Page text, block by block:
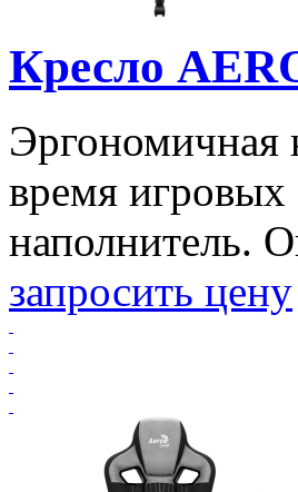
Кресло
Эргономичная
время
наполнитель.
запросить цену